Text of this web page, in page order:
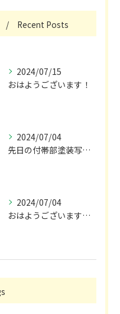
Recent Posts
2024/07/15
おはようございます！
2024/07/04
先日の付帯部塗装写真です！😌
2024/07/04
おはようございます🌞！